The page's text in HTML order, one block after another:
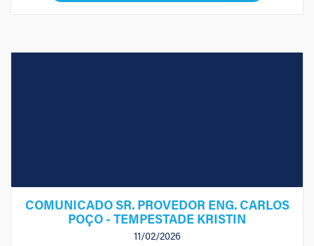
COMUNICADO SR. PROVEDOR ENG. CARLOS
POÇO - TEMPESTADE KRISTIN
11/02/2026